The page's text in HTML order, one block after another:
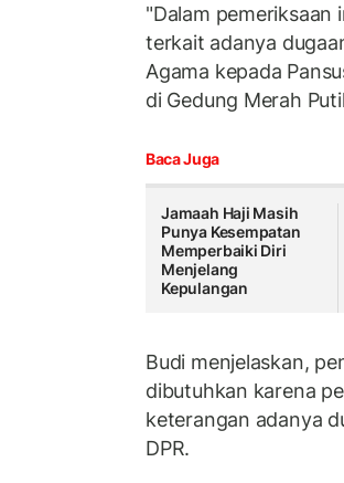
"Dalam pemeriksaan
terkait adanya
Agama kepada
di Gedung Merah
Baca Juga
Jamaah Haji Masih
Punya Kesempatan
Memperbaiki Diri
Menjelang
Kepulangan
Budi menjelaskan,
dibutuhkan karena
keterangan adanya
DPR.